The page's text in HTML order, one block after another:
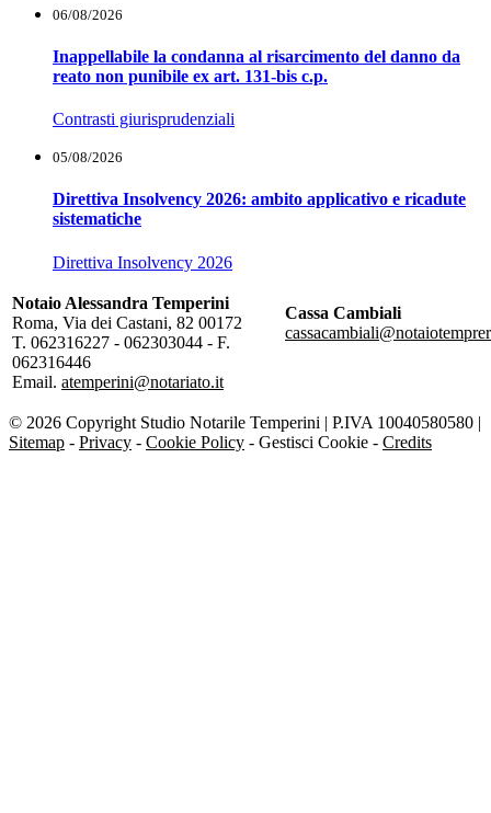
06/08/2026
Inappellabile la condanna al risarcimento del danno da
reato non punibile ex art. 131-bis c.p.
Contrasti giurisprudenziali
05/08/2026
Direttiva Insolvency 2026: ambito applicativo e ricadute
sistematiche
Direttiva Insolvency 2026
Notaio Alessandra Temperini
Roma, Via dei Castani, 82 00172
T. 062316227 - 062303044 - F.
062316446
Email. atemperini@notariato.it
Cassa Cambiali
© 2026 Copyright Studio Notarile Temperini | P.IVA 10040580580 |
Sitemap - Privacy - Cookie Policy - Gestisci Cookie - Credits